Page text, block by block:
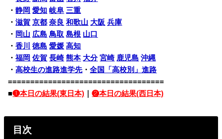
・静岡 愛知 岐阜 三重
・滋賀 京都 奈良 和歌山 大阪 兵庫
・ 岡山 広島 鳥取 島根 山口
・香川 徳島 愛媛 高知
・福岡 佐賀 長崎 熊本 大分 宮崎 鹿児島 沖縄
・高校生の進路進学先・全国「高校別」進路
===================================
■❶本日の結果(東日本) ｜❷本日の結果(西日本)
目次